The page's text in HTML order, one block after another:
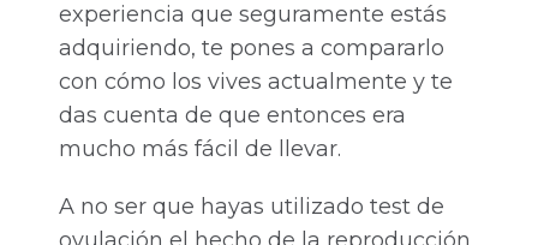
experiencia que seguramente estás
adquiriendo, te pones a compararlo
con cómo los vives actualmente y te
das cuenta de que entonces era
mucho más fácil de llevar.
A no ser que hayas utilizado test de